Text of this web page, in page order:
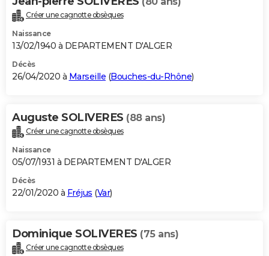
Créer une cagnotte obsèques
Naissance
13/02/1940 à DEPARTEMENT D'ALGER
Décès
26/04/2020 à Marseille (Bouches-du-Rhône)
Auguste SOLIVERES (88 ans)
Créer une cagnotte obsèques
Naissance
05/07/1931 à DEPARTEMENT D'ALGER
Décès
22/01/2020 à Fréjus (Var)
Dominique SOLIVERES (75 ans)
Créer une cagnotte obsèques